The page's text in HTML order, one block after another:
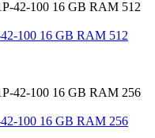
100 16 GB RAM 512
100 16 GB RAM 256